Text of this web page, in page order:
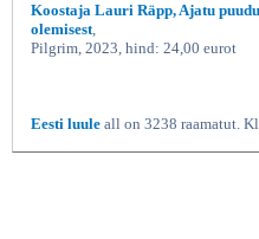
Koostaja Lauri Räpp, Ajatu
olemisest,
Pilgrim, 2023, hind: 24,00 eurot
Eesti luule all on 3238 raamatut.